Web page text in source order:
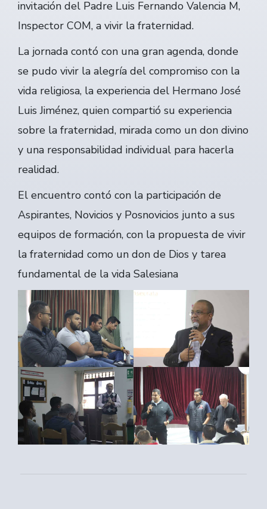
invitación del Padre Luis Fernando Valencia M,
Inspector COM, a vivir la fraternidad.
La jornada contó con una gran agenda, donde
se pudo vivir la alegría del compromiso con la
vida religiosa, la experiencia del Hermano José
Luis Jiménez, quien compartió su experiencia
sobre la fraternidad, mirada como un don divino
y una responsabilidad individual para hacerla
realidad.
El encuentro contó con la participación de
Aspirantes, Novicios y Posnovicios junto a sus
equipos de formación, con la propuesta de vivir
la fraternidad como un don de Dios y tarea
fundamental de la vida Salesiana